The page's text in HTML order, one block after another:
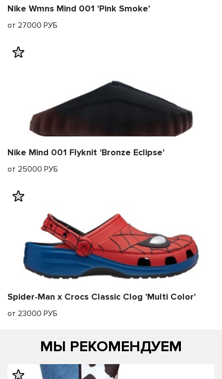
Nike Wmns Mind 001 'Pink Smoke'
от 27000 РУБ
Nike Mind 001 Flyknit 'Bronze Eclipse'
от 25000 РУБ
Spider-Man x Crocs Classic Clog 'Multi Color'
от 23000 РУБ
МЫ РЕКОМЕНДУЕМ